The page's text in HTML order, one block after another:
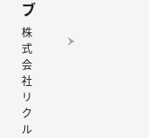
ブ
株
式
会
社
リ
ク
ル